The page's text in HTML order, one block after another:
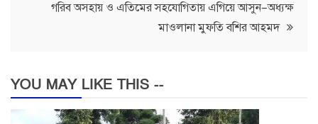
গরিব অসহায় ও এতিমের সহযোগিতায় এগিয়ে আসুন–অধ্যক্ষ
মাওলানা মুফতি বশির আহমদ
YOU MAY LIKE THIS --